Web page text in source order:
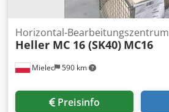
Mielec 590 km
Horizontal-Bearbeitungszentrum
Heller MC 16 (SK40) MC16
Preisinfo